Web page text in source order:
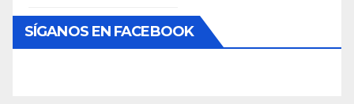
SÍGANOS EN FACEBOOK